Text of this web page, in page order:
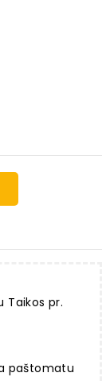
Taikos pr.
paštomatu